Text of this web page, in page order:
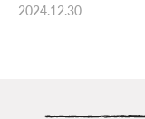
2024.12.30